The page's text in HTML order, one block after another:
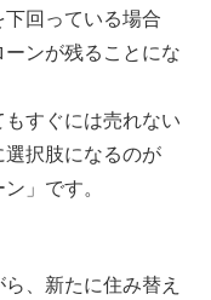
回っている場合
ンが残ることにな
すぐには売れない
択肢になるのが
」です。
、新たに住み替え